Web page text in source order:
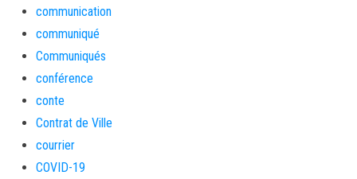
communication
communiqué
Communiqués
conférence
conte
Contrat de Ville
courrier
COVID-19